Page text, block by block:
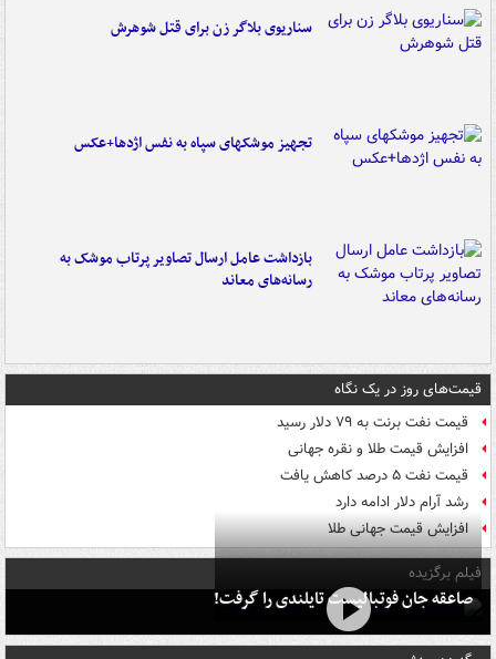
سناریوی بلاگر زن برای قتل شوهرش
تجهیز موشکهای سپاه به نفس اژدها+عکس
بازداشت عامل ارسال تصاویر پرتاب موشک به
رسانه‌های معاند
قیمت‌های روز در یک نگاه
قیمت نفت برنت به ۷۹ دلار رسید
افزایش قیمت طلا و نقره جهانی
قیمت نفت ۵ درصد کاهش یافت
رشد آرام دلار ادامه دارد
افزایش قیمت جهانی طلا
فیلم برگزیده
صاعقه جان فوتبالیست تایلندی را گرفت!